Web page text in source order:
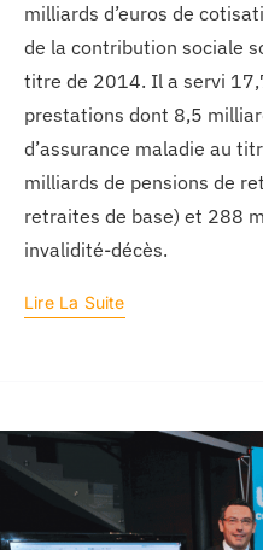
milliards d’euros de
de la contribution sociale
titre de 2014. Il a servi
prestations dont 8,5
d’assurance maladie au
milliards de pensions de
retraites de base) et 288
invalidité-décès.
Lire La Suite